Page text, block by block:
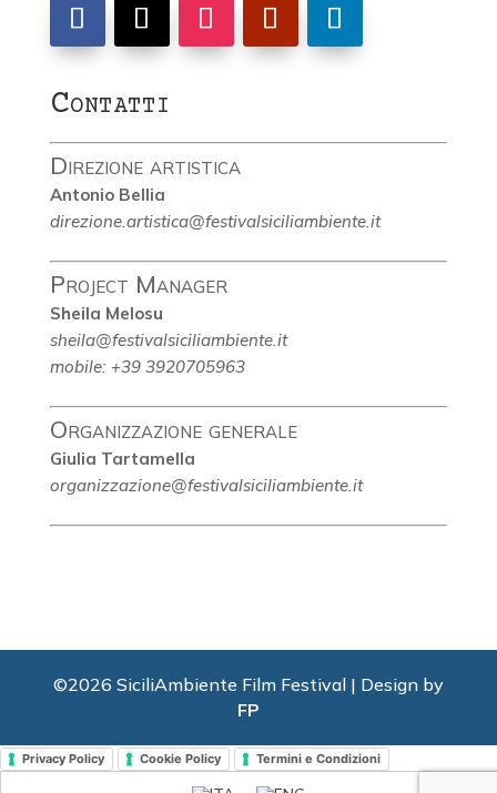
Contatti
Direzione artistica
Antonio Bellia
direzione.artistica@festivalsiciliambiente.it
Project Manager
Sheila Melosu
sheila@festivalsiciliambiente.it
mobile: +39 3920705963
Organizzazione generale
Giulia Tartamella
organizzazione@festivalsiciliambiente.it
©2026 SiciliAmbiente Film Festival | Design by
FP
Privacy Policy Cookie Policy Termini e Condizioni